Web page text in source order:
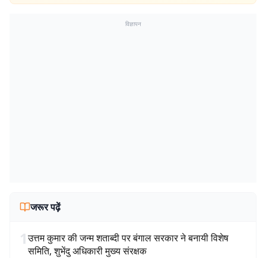
विज्ञापन
जरूर पढ़ें
1उत्तम कुमार की जन्म शताब्दी पर बंगाल सरकार ने बनायी विशेष
समिति, शुभेंदु अधिकारी मुख्य संरक्षक